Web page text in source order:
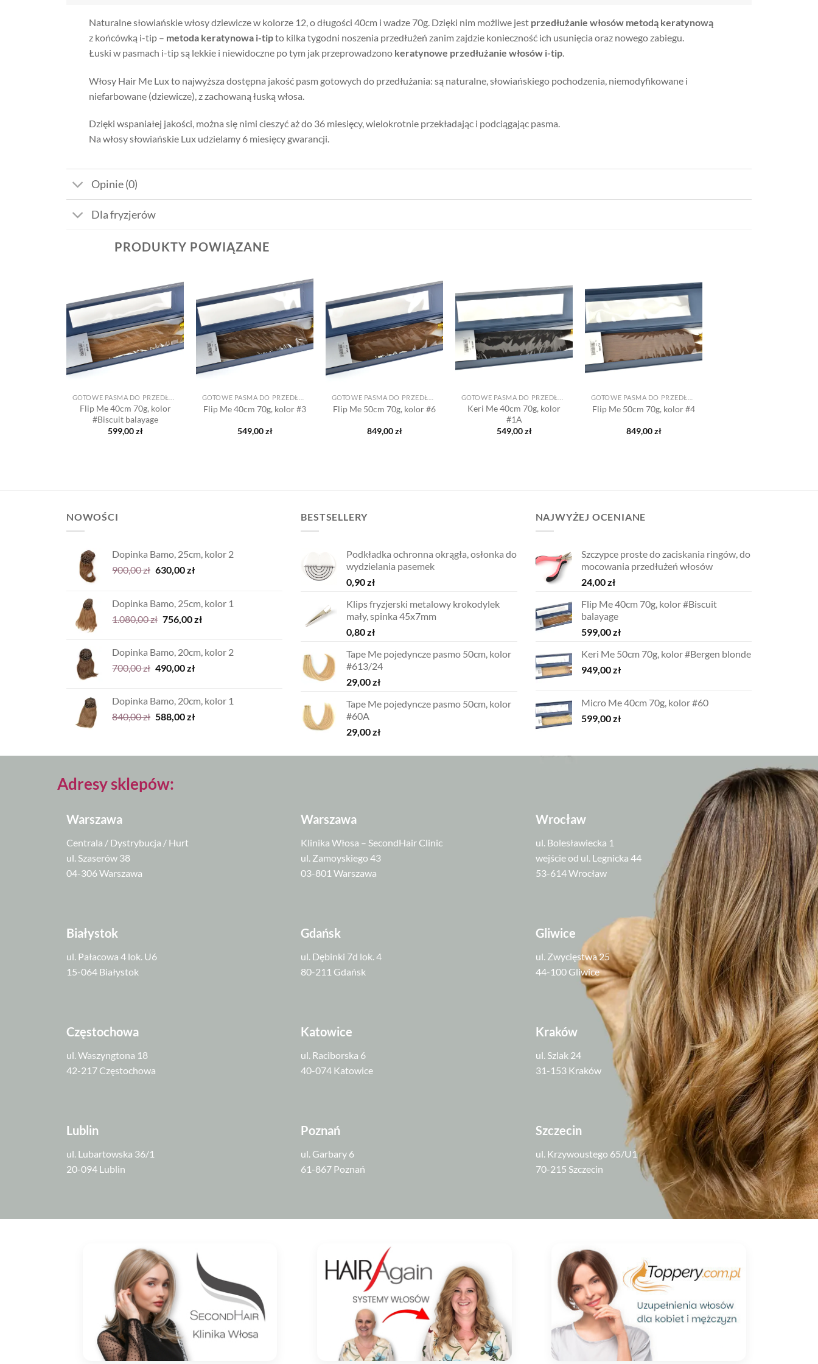
Naturalne słowiańskie włosy dziewicze w kolorze 12, o długości 40cm i wadze 70g. Dzięki nim możliwe jest przedłużanie włosów metodą keratynową
z końcówką i-tip – metoda keratynowa i-tipto kilka tygodni noszenia przedłużeń zanim zajdzie konieczność ich usunięcia oraz nowego zabiegu.
Łuski w pasmach i-tip są lekkie i niewidoczne po tym jak przeprowadzono keratynowe przedłużanie włosów i-tip.
Włosy Hair Me Lux to najwyższa dostępna jakość pasm gotowych do przedłużania: są naturalne, słowiańskiego pochodzenia, niemodyfikowane i
niefarbowane (dziewicze), z zachowaną łuską włosa.
Dzięki wspaniałej jakości, można się nimi cieszyć aż do 36 miesięcy, wielokrotnie przekładając i podciągając pasma.
Na włosy słowiańskie Lux udzielamy 6 miesięcy gwarancji.
Opinie (0)
Dla fryzjerów
PRODUKTY POWIĄZANE
Dodaj
do listy
życzeń
Flip Me 40cm 70g, kolor
#Biscuit balayage
599,00zł
Dodaj
do listy
życzeń
Flip Me 40cm 70g, kolor #3
549,00zł
Dodaj
do listy
życzeń
Flip Me 50cm 70g, kolor #6
849,00zł
do listy
życzeń
Keri Me 40cm 70g, kolor
#1A
549,00zł
Dodaj
do listy
życzeń
Flip Me 50cm 70g, kolor #4
849,00zł
NOWOŚCI
Dopinka Bamo, 25cm, kolor 2
900,00zł Pierwotna
900,00 zł.
630,00złAktualna
630,00 zł.
Dopinka Bamo, 25cm, kolor 1
1.080,00zł Pierwotna
1.080,00 zł.
756,00złAktualna
756,00 zł.
Dopinka Bamo, 20cm, kolor 2
700,00zł Pierwotna
700,00 zł.
490,00złAktualna
490,00 zł.
Dopinka Bamo, 20cm, kolor 1
840,00zł Pierwotna
840,00 zł.
588,00złAktualna
588,00 zł.
BESTSELLERY
Podkładka ochronna okrągła, osłonka do
wydzielania pasemek
0,90zł
Klips fryzjerski metalowy krokodylek
mały, spinka 45x7mm
0,80zł
Tape Me pojedyncze pasmo 50cm, kolor
#613/24
29,00zł
Tape Me pojedyncze pasmo 50cm, kolor
#60A
29,00zł
NAJWYŻEJ OCENIANE
Szczypce proste do zaciskania ringów, do
mocowania przedłużeń włosów
24,00zł
Flip Me 40cm 70g, kolor #Biscuit
balayage
599,00zł
Keri Me 50cm 70g, kolor #Bergen blonde
949,00zł
Micro Me 40cm 70g, kolor #60
599,00zł
Adresy sklepów:
Warszawa
Centrala / Dystrybucja / Hurt
ul. Szaserów 38
04-306 Warszawa
Warszawa
Klinika Włosa – SecondHair Clinic
ul. Zamoyskiego 43
03-801 Warszawa
Wrocław
ul. Bolesławiecka 1
wejście od ul. Legnicka 44
53-614 Wrocław
Białystok
ul. Pałacowa 4 lok. U6
15-064 Białystok
Gdańsk
ul. Dębinki 7d lok. 4
80-211 Gdańsk
Gliwice
ul. Zwycięstwa 25
44-100 Gliwice
Częstochowa
ul. Waszyngtona 18
42-217 Częstochowa
Katowice
ul. Raciborska 6
40-074 Katowice
Kraków
ul. Szlak 24
31-153 Kraków
Lublin
ul. Lubartowska 36/1
20-094 Lublin
Poznań
ul. Garbary 6
61-867 Poznań
Szczecin
ul. Krzywoustego 65/U1
70-215 Szczecin